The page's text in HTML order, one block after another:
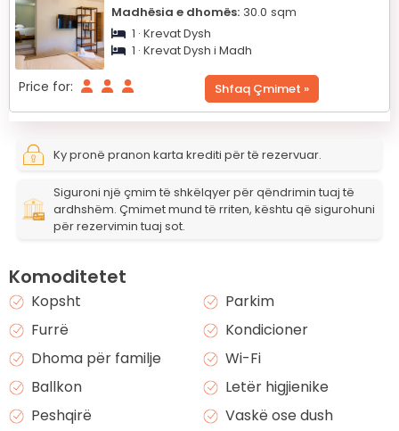
Madhësia e dhomës: 30.0 sqm
1 · Krevat Dysh
1 · Krevat Dysh i Madh
Price for: Shfaq Çmimet »
Ky pronë pranon karta krediti për të rezervuar.
Siguroni një çmim të shkëlqyer për qëndrimin tuaj të
ardhshëm. Çmimet mund të rriten, kështu që sigurohuni
për rezervimin tuaj sot.
Komoditetet
Kopsht
Parkim
Furrë
Kondicioner
Dhoma për familje
Wi-Fi
Ballkon
Letër higjienike
Peshqirë
Vaskë ose dush